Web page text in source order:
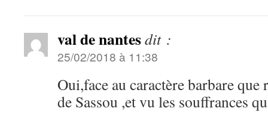
val de nantesdit :
25/02/2018 à 11:38
Oui,face au caractère barbare
de Sassou ,et vu les souffrances